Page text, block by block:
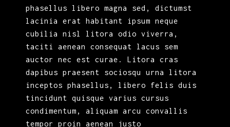
phasellus libero magna sed, dictumst
lacinia erat habitant ipsum neque
cubilia nisl litora odio viverra,
taciti aenean consequat lacus sem
auctor nec est curae. Litora cras
dapibus praesent sociosqu urna litora
inceptos phasellus, libero felis duis
tincidunt quisque varius cursus
condimentum, aliquam arcu convallis
tempor proin aenean justo